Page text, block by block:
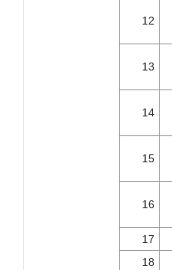
12
13
14
15
16
17
18